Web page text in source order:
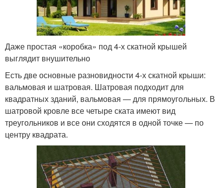
Даже простая «коробка» под 4-х скатной крышей
выглядит внушительно
Есть две основные разновидности 4-х скатной крыши:
вальмовая и шатровая. Шатровая подходит для
квадратных зданий, вальмовая — для прямоугольных. В
шатровой кровле все четыре ската имеют вид
треугольников и все они сходятся в одной точке — по
центру квадрата.